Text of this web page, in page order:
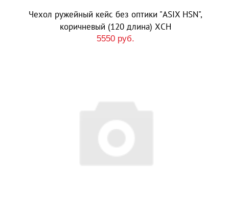
Чехол ружейный кейс без оптики "ASIX HSN",
коричневый (120 длина) ХСН
5550 руб.